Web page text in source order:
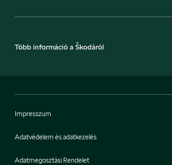
Több információ a Škodáról
Impresszum
Adatvédelem és adatkezelés
Adatmegosztási Rendelet